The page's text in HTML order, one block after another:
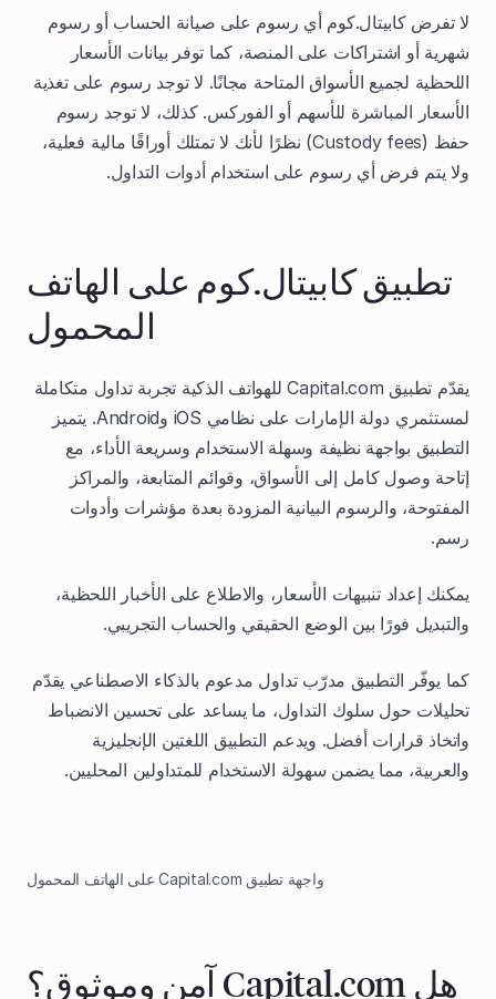
لا تفرض كابيتال.كوم أي رسوم على صيانة الحساب أو رسوم
شهرية أو اشتراكات على المنصة، كما توفر بيانات الأسعار
اللحظية لجميع الأسواق المتاحة مجانًا. لا توجد رسوم على تغذية
الأسعار المباشرة للأسهم أو الفوركس. كذلك، لا توجد رسوم
حفظ (Custody fees) نظرًا لأنك لا تمتلك أوراقًا مالية فعلية،
ولا يتم فرض أي رسوم على استخدام أدوات التداول.
تطبيق كابيتال.كوم على الهاتف
المحمول
يقدّم تطبيق Capital.com للهواتف الذكية تجربة تداول متكاملة
لمستثمري دولة الإمارات على نظامي iOS وAndroid. يتميز
التطبيق بواجهة نظيفة وسهلة الاستخدام وسريعة الأداء، مع
إتاحة وصول كامل إلى الأسواق، وقوائم المتابعة، والمراكز
المفتوحة، والرسوم البيانية المزودة بعدة مؤشرات وأدوات
رسم.
يمكنك إعداد تنبيهات الأسعار، والاطلاع على الأخبار اللحظية،
والتبديل فورًا بين الوضع الحقيقي والحساب التجريبي.
كما يوفّر التطبيق مدرّب تداول مدعوم بالذكاء الاصطناعي يقدّم
تحليلات حول سلوك التداول، ما يساعد على تحسين الانضباط
واتخاذ قرارات أفضل. ويدعم التطبيق اللغتين الإنجليزية
والعربية، مما يضمن سهولة الاستخدام للمتداولين المحليين.
واجهة تطبيق Capital.com على الهاتف المحمول
هل Capital.com آمن وموثوق؟